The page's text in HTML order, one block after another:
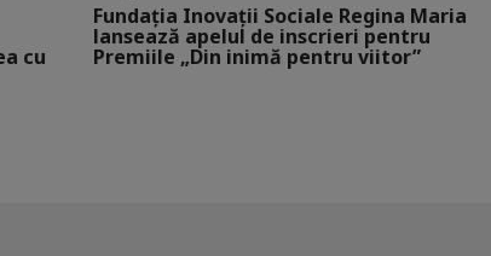
cu
Fundația Inovații Sociale Regina Maria
lansează apelul de inscrieri pentru
Premiile „Din inimă pentru viitor”